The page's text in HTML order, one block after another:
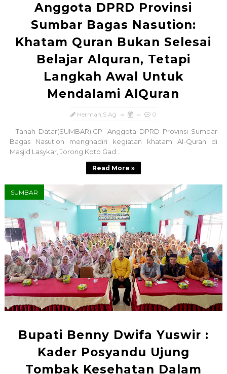
Anggota DPRD Provinsi
Sumbar Bagas Nasution:
Khatam Quran Bukan Selesai
Belajar Alquran, Tetapi
Langkah Awal Untuk
Mendalami AlQuran
Herman,S.Ag 0
Tanah Datar(SUMBAR).GP- Anggota DPRD Provinsi Sumbar
Bagas Nasution menghadiri kegiatan khatam Al-Quran di
Masjid Lasykar, Jorong Koto Gad...
Read More »
SUMBAR
Bupati Benny Dwifa Yuswir :
Kader Posyandu Ujung
Tombak Kesehatan Dalam